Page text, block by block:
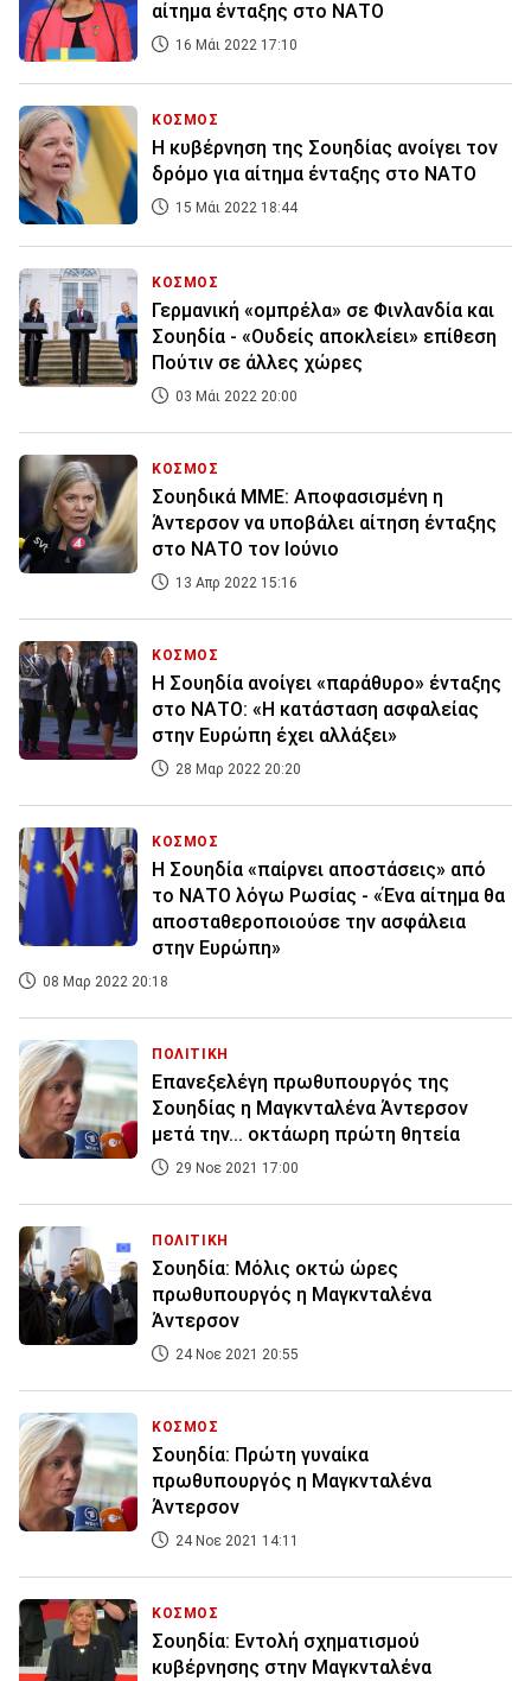
αίτημα ένταξης στο ΝΑΤΟ
16 Μάι 2022 17:10
ΚΟΣΜΟΣ
Η κυβέρνηση της Σουηδίας ανοίγει τον
δρόμο για αίτημα ένταξης στο ΝΑΤΟ
15 Μάι 2022 18:44
ΚΟΣΜΟΣ
Γερμανική «ομπρέλα» σε Φινλανδία και
Σουηδία - «Ουδείς αποκλείει» επίθεση
Πούτιν σε άλλες χώρες
03 Μάι 2022 20:00
ΚΟΣΜΟΣ
Σουηδικά ΜΜΕ: Αποφασισμένη η
Άντερσον να υποβάλει αίτηση ένταξης
στο ΝΑΤΟ τον Ιούνιο
13 Απρ 2022 15:16
ΚΟΣΜΟΣ
Η Σουηδία ανοίγει «παράθυρο» ένταξης
στο ΝΑΤΟ: «Η κατάσταση ασφαλείας
στην Ευρώπη έχει αλλάξει»
28 Μαρ 2022 20:20
ΚΟΣΜΟΣ
Η Σουηδία «παίρνει αποστάσεις» από
το ΝΑΤΟ λόγω Ρωσίας - «Ένα αίτημα θα
αποσταθεροποιούσε την ασφάλεια
στην Ευρώπη»
08 Μαρ 2022 20:18
ΠΟΛΙΤΙΚΗ
Επανεξελέγη πρωθυπουργός της
Σουηδίας η Μαγκνταλένα Άντερσον
μετά την... οκτάωρη πρώτη θητεία
29 Νοε 2021 17:00
ΠΟΛΙΤΙΚΗ
Σουηδία: Μόλις οκτώ ώρες
πρωθυπουργός η Μαγκνταλένα
Άντερσον
24 Νοε 2021 20:55
ΚΟΣΜΟΣ
Σουηδία: Πρώτη γυναίκα
πρωθυπουργός η Μαγκνταλένα
Άντερσον
24 Νοε 2021 14:11
ΚΟΣΜΟΣ
Σουηδία: Εντολή σχηματισμού
κυβέρνησης στην Μαγκνταλένα